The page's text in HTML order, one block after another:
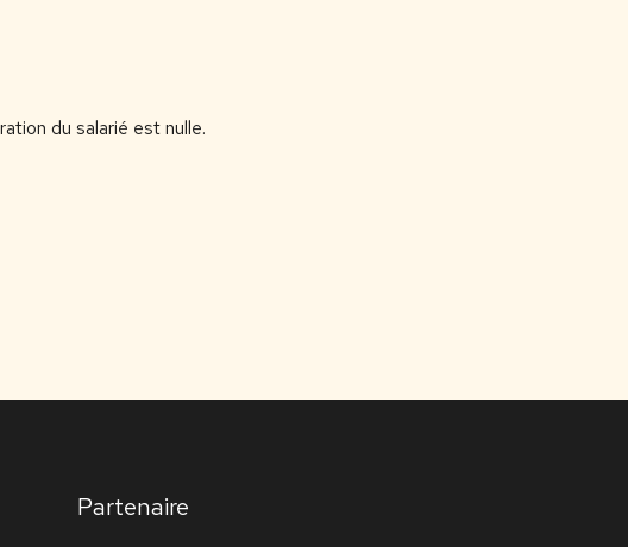
du salarié est nulle.
Partenaire